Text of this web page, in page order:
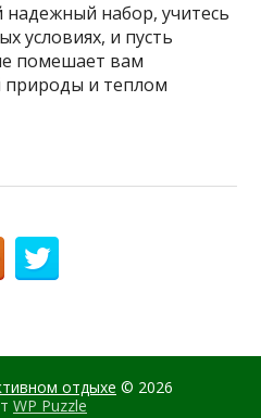
надежный набор, учитесь
условиях, и пусть
помешает вам
природы и теплом
отдыхе © 2026
WP Puzzle